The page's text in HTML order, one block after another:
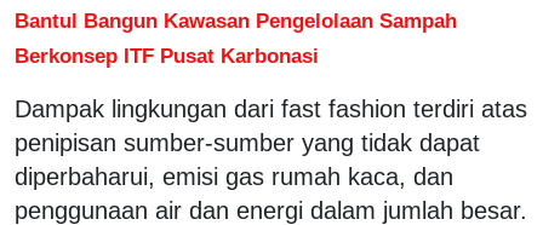
Bantul Bangun Kawasan Pengelolaan Sampah
Berkonsep ITF Pusat Karbonasi
Dampak lingkungan dari fast fashion terdiri atas
penipisan sumber-sumber yang tidak dapat
diperbaharui, emisi gas rumah kaca, dan
penggunaan air dan energi dalam jumlah besar.